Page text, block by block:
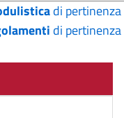
di pertinenza
di pertinenza